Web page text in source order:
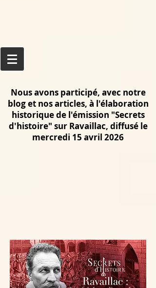
Nous avons participé, avec notre
blog et nos articles, à l'élaboration
historique de l'émission "Secrets
d'histoire" sur Ravaillac, diffusé le
mercredi 15 avril 2026